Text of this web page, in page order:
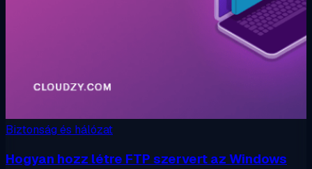
Biztonság és hálózat
Hogyan hozz létre FTP szervert az Windows